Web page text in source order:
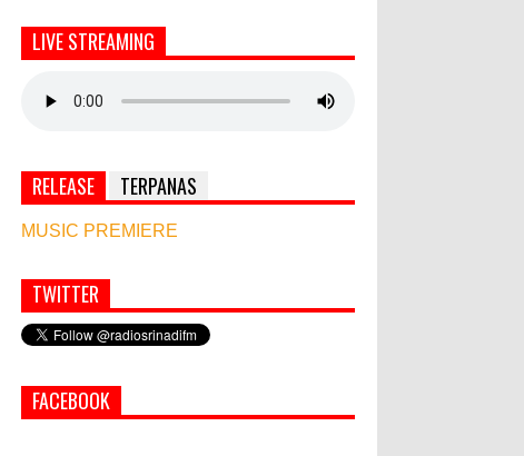
LIVE STREAMING
RELEASE TERPANAS
MUSIC PREMIERE
Simbol Persahabatan, RI Bangun Islamic Centre
di Afghanistan
Sustainability dan Kemanusiaan
TWITTER
FACEBOOK